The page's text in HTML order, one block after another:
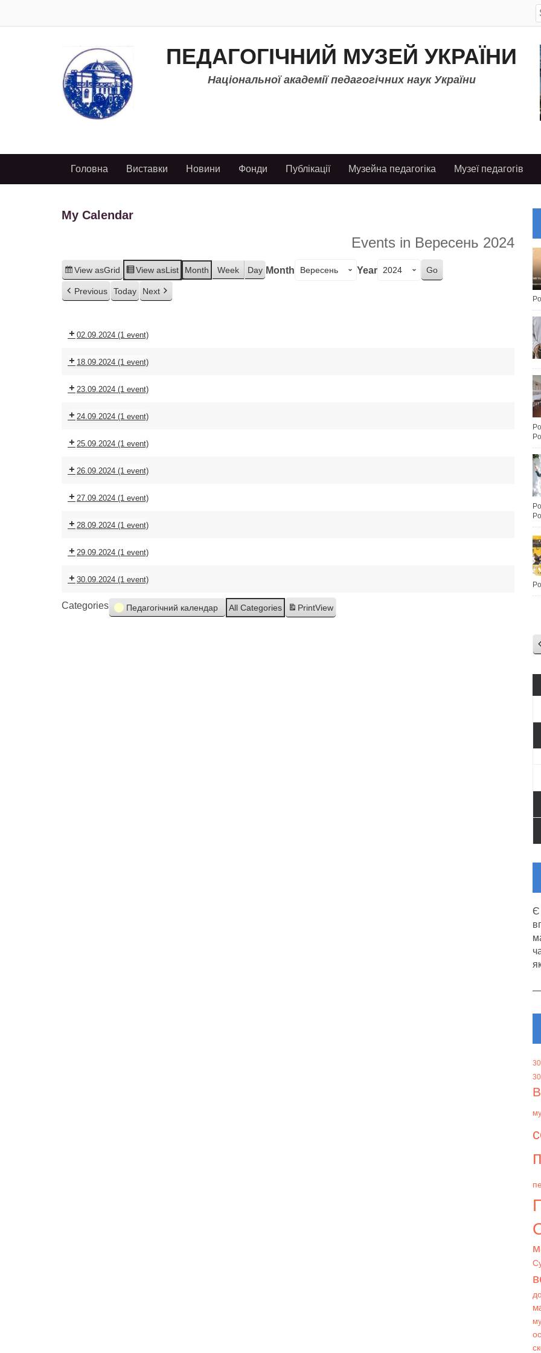
ПЕДАГОГІЧНИЙ МУЗЕЙ УКРАЇНИ
Національної академії педагогічних наук України
Головна Виставки Новини Фонди Публікації Музейна педагогіка Музеї педагогів
My Calendar
Events in Вересень 2024
View asGrid View asList Month Week Day Month Year
Previous Today Next
02.09.2024 (1 event)
18.09.2024 (1 event)
23.09.2024 (1 event)
24.09.2024 (1 event)
25.09.2024 (1 event)
26.09.2024 (1 event)
27.09.2024 (1 event)
28.09.2024 (1 event)
29.09.2024 (1 event)
30.09.2024 (1 event)
Categories Педагогічний календар All Categories PrintView
Є